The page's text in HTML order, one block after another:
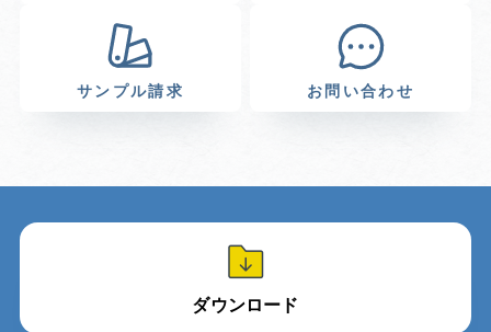
サンプル請求 お問い合わせ
ダウンロード